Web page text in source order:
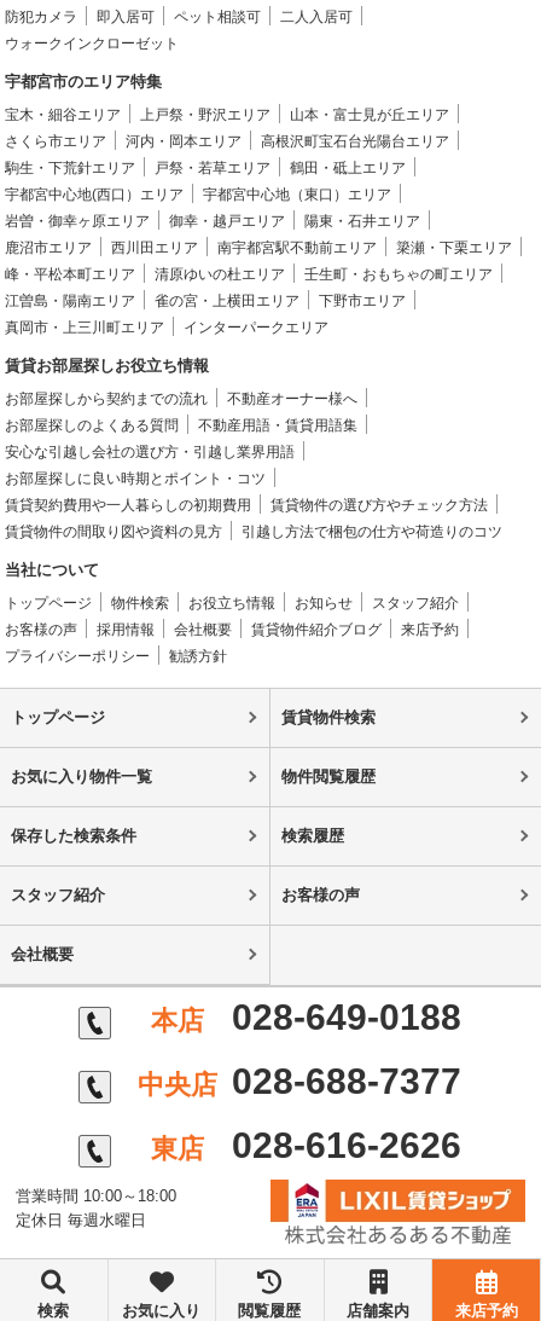
防犯カメラ
即入居可 ペット相談可
二人入居可
ウォークインクローゼット
宇都宮市のエリア特集
宝木・細谷エリア 上戸祭・野沢エリア
山本・富士見が丘エリア
さくら市エリア
河内・岡本エリア
高根沢町宝石台光陽台エリア
駒生・下荒針エリア
戸祭・若草エリア
鶴田・砥上エリア
宇都宮中心地(西口）エリア
宇都宮中心地（東口）エリア
岩曽・御幸ヶ原エリア
御幸・越戸エリア
陽東・石井エリア
鹿沼市エリア
西川田エリア 南宇都宮駅不動前エリア
簗瀬・下栗エリア
峰・平松本町エリア
清原ゆいの杜エリア
壬生町・おもちゃの町エリア
江曽島・陽南エリア
雀の宮・上横田エリア
下野市エリア
真岡市・上三川町エリア
インターパークエリア
賃貸お部屋探しお役立ち情報
お部屋探しから契約までの流れ
不動産オーナー様へ
お部屋探しのよくある質問
不動産用語・賃貸用語集
安心な引越し会社の選び方・引越し業界用語
お部屋探しに良い時期とポイント・コツ
賃貸契約費用や一人暮らしの初期費用
賃貸物件の選び方やチェック方法
賃貸物件の間取り図や資料の見方
引越し方法で梱包の仕方や荷造りのコツ
当社について
トップページ 物件検索 お役立ち情報 お知らせ
スタッフ紹介
お客様の声
採用情報 会社概要 賃貸物件紹介ブログ
来店予約
プライバシーポリシー
勧誘方針
トップページ 賃貸物件検索
お気に入り物件一覧 物件閲覧履歴
保存した検索条件 検索履歴
スタッフ紹介 お客様の声
会社概要
本店 028-649-0188
中央店 028-688-7377
東店 028-616-2626
営業時間 10:00～18:00
定休日 毎週水曜日
©株式会社あるある不動産
検索 お気に入り 閲覧履歴 店舗案内 来店予約